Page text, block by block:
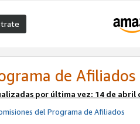
de Afiliados
por última vez: 14 de abril
del Programa de Afiliados